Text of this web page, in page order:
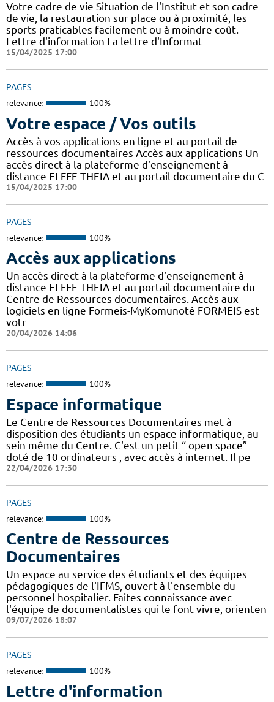
Votre cadre de vie Situation de l'Institut et son cadre
de vie, la restauration sur place ou à proximité, les
sports praticables facilement ou à moindre coût.
Lettre d'information La lettre d'Informat
15/04/2025 17:00
PAGES
relevance: 100%
Votre espace / Vos outils
Accès à vos applications en ligne et au portail de
ressources documentaires Accès aux applications Un
accès direct à la plateforme d'enseignement à
distance ELFFE THEIA et au portail documentaire du C
15/04/2025 17:00
PAGES
relevance: 100%
Accès aux applications
Un accès direct à la plateforme d'enseignement à
distance ELFFE THEIA et au portail documentaire du
Centre de Ressources documentaires. Accès aux
logiciels en ligne Formeis-MyKomunoté FORMEIS est
votr
20/04/2026 14:06
PAGES
relevance: 100%
Espace informatique
Le Centre de Ressources Documentaires met à
disposition des étudiants un espace informatique, au
sein même du Centre. C'est un petit “ open space”
doté de 10 ordinateurs , avec accès à internet. Il pe
22/04/2026 17:30
PAGES
relevance: 100%
Centre de Ressources
Documentaires
Un espace au service des étudiants et des équipes
pédagogiques de l'IFMS, ouvert à l'ensemble du
personnel hospitalier. Faites connaissance avec
l'équipe de documentalistes qui le font vivre, orienten
09/07/2026 18:07
PAGES
relevance: 100%
Lettre d'information